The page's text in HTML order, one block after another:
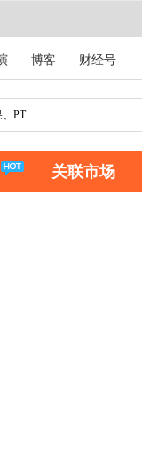
博客 财经号
关联市场